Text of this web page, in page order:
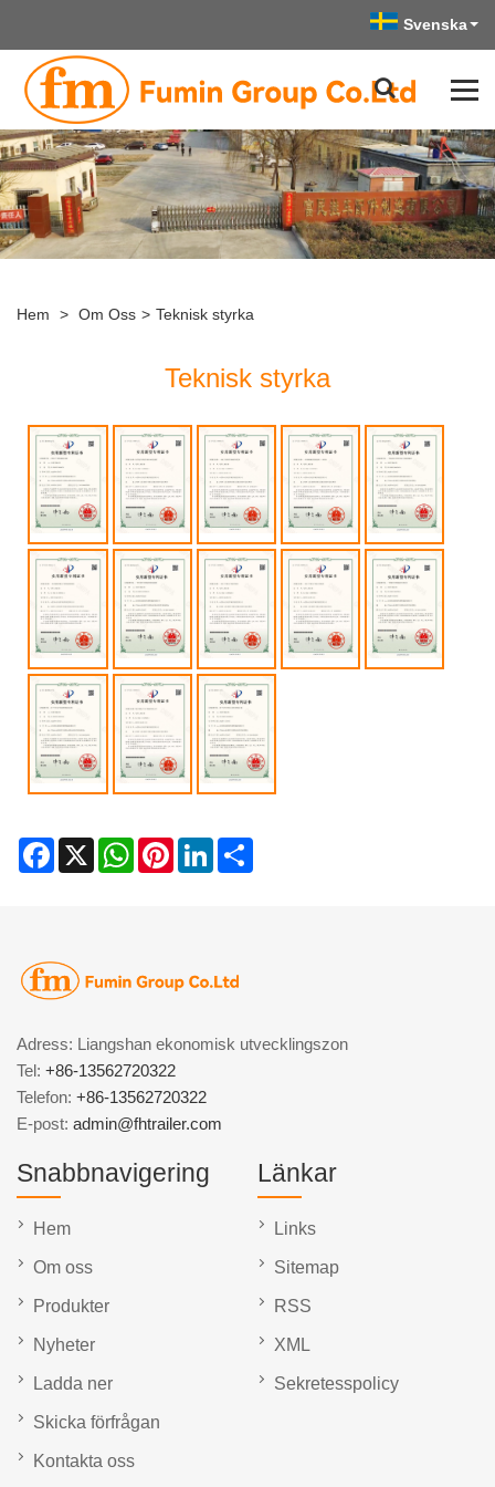
Svenska
Hem > Om Oss > Teknisk styrka
Teknisk styrka
Facebook
X WhatsAppPinterestLinkedIn
Adress: Liangshan ekonomisk utvecklingszon
Tel: +86-13562720322
Telefon: +86-13562720322
E-post: admin@fhtrailer.com
Snabbnavigering
Hem
Om oss
Produkter
Nyheter
Ladda ner
Skicka förfrågan
Kontakta oss
Länkar
Links
Sitemap
RSS
XML
Sekretesspolicy